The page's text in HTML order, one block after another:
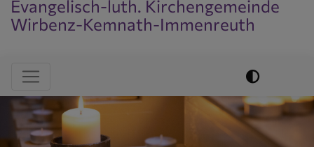
Evangelisch-luth. Kirchengemeinde
Wirbenz-Kemnath-Immenreuth
Hauptnavigation